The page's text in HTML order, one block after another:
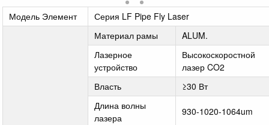
Модель Элемент Серия LF Pipe Fly Laser
Материал рамы
ALUM.
Лазерное
устройство
Высокоскоростной
лазер CO2
Власть
≥30 Вт
Длина волны
лазера
930-1020-1064um